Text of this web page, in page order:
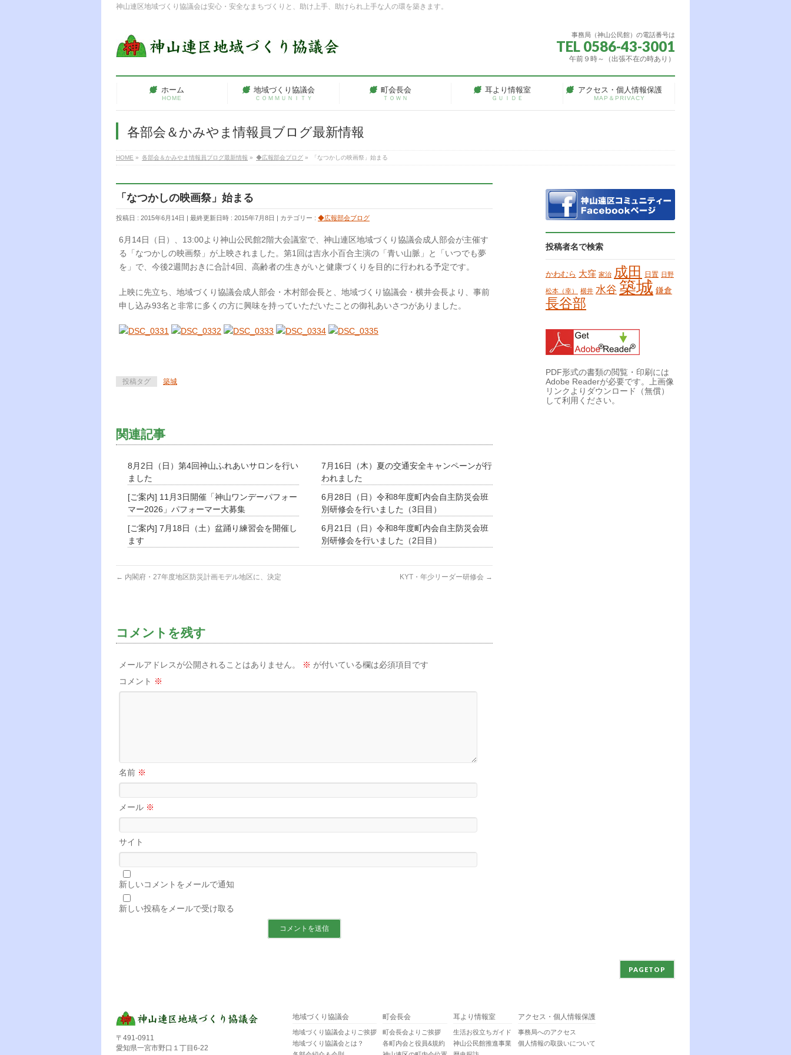
神山連区地域づくり協議会は安心・安全なまちづくりと、助け上手、助けられ上手な人の環を築きます。
事務局（神山公民館）の電話番号は
TEL 0586-43-3001
午前９時～（出張不在の時あり）
ホーム
HOME
地域づくり協議会
ＣＯＭＭＵＮＩＴＹ
町会長会
ＴＯＷＮ
耳より情報室
ＧＵＩＤＥ
アクセス・個人情報保護
MAP＆PRIVACY
各部会＆かみやま情報員ブログ最新情報
HOME » 各部会＆かみやま情報員ブログ最新情報 » ◆広報部会ブログ » 「なつかしの映画祭」始まる
「なつかしの映画祭」始まる
投稿日 : 2015年6月14日 最終更新日時 : 2015年7月8日 カテゴリー : ◆広報部会ブログ
6月14日（日）、13:00より神山公民館2階大会議室で、神山連区地域づくり協議会成人部会が主催す
る「なつかしの映画祭」が上映されました。第1回は吉永小百合主演の「青い山脈」と「いつでも夢
を」で、今後2週間おきに合計4回、高齢者の生きがいと健康づくりを目的に行われる予定です。
上映に先立ち、地域づくり協議会成人部会・木村部会長と、地域づくり協議会・横井会長より、事前
申し込み93名と非常に多くの方に興味を持っていただいたことの御礼あいさつがありました。
投稿タグ 築城
関連記事
8月2日（日）第4回神山ふれあいサロンを行い
ました
7月16日（木）夏の交通安全キャンペーンが行
われました
[ご案内] 11月3日開催「神山ワンデーパフォー
マー2026」パフォーマー大募集
6月28日（日）令和8年度町内会自主防災会班
別研修会を行いました（3日目）
[ご案内] 7月18日（土）盆踊り練習会を開催し
ます
6月21日（日）令和8年度町内会自主防災会班
別研修会を行いました（2日目）
← 内閣府・27年度地区防災計画モデル地区に、決定 KYT・年少リーダー研修会 →
コメントを残す
メールアドレスが公開されることはありません。 ※ が付いている欄は必須項目です
コメント ※
名前 ※
メール ※
サイト
新しいコメントをメールで通知
新しい投稿をメールで受け取る
投稿者名で検索
かわむら 大窪 家治 成田 日置 日野
松本（幸） 横井 水谷 築城 鎌倉
長谷部
PDF形式の書類の閲覧・印刷には
Adobe Readerが必要です。上画像
リンクよりダウンロード（無償）
して利用ください。
PAGETOP
〒491-0911
愛知県一宮市野口１丁目6-22
地域づくり協議会
地域づくり協議会よりご挨拶
地域づくり協議会とは？
町会長会
町会長会よりご挨拶
各町内会と役員&規約
耳より情報室
生活お役立ちガイド
神山公民館推進事業
アクセス・個人情報保護
事務局へのアクセス
個人情報の取扱いについて